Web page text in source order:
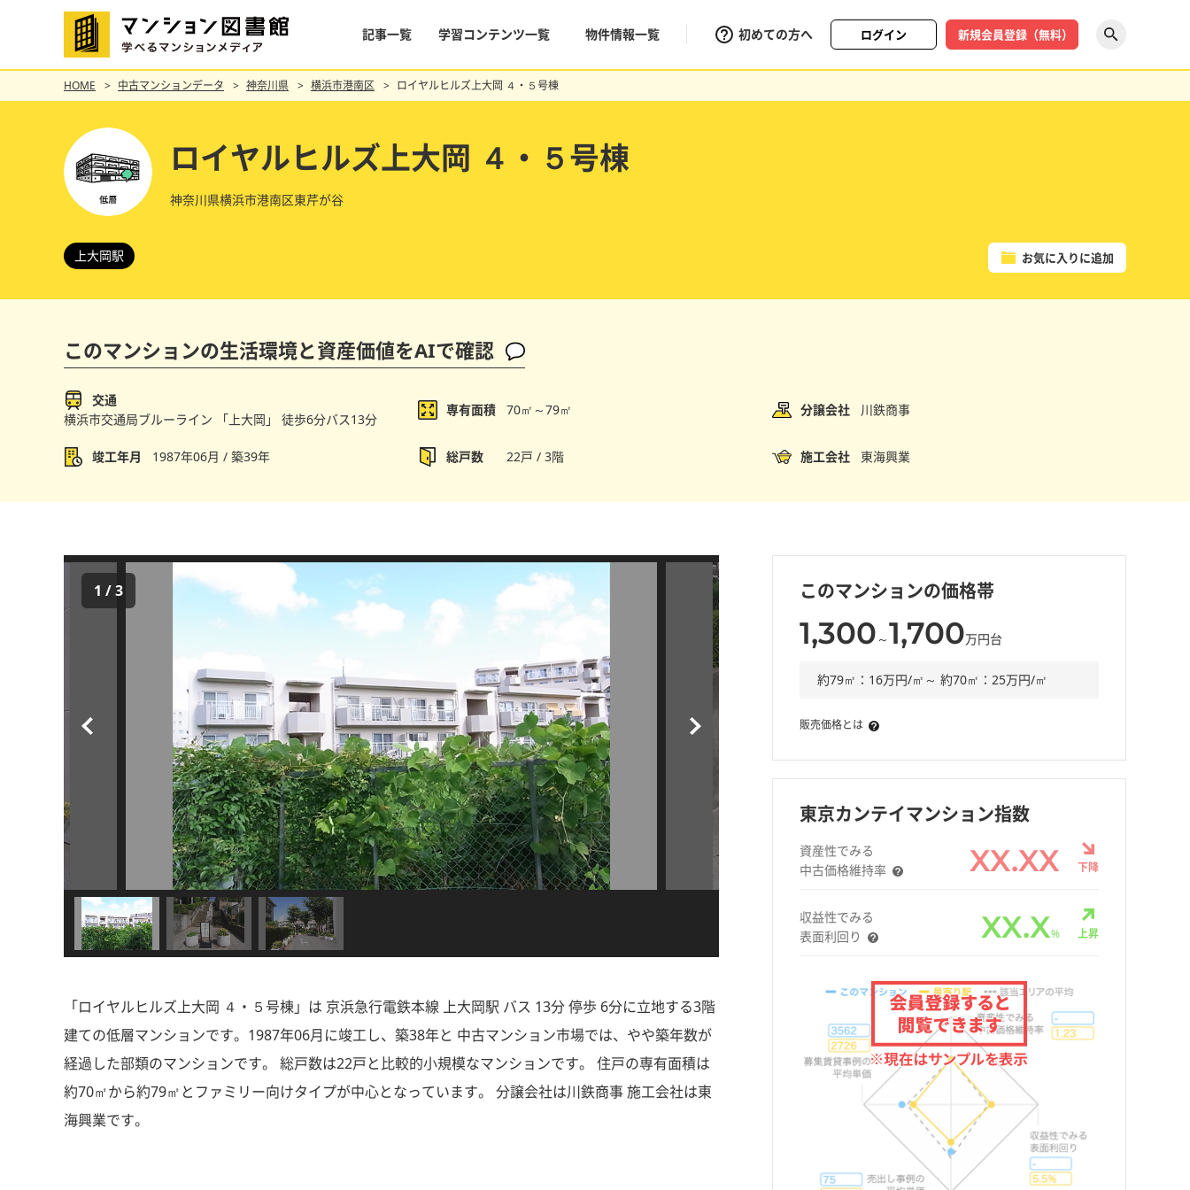
記事一覧 学習コンテンツ一覧 物件情報一覧 初めての方へ ログイン 新規会員登録（無料）
HOME 中古マンションデータ 神奈川県 横浜市港南区 ロイヤルヒルズ上大岡 ４・５号棟
ロイヤルヒルズ上大岡 ４・５号棟
神奈川県横浜市港南区東芹が谷
上大岡駅 お気に入りに追加
このマンションの生活環境と資産価値をAIで確認
交通
横浜市交通局ブルーライン 「上大岡」 徒歩6分バス13分
専有面積 70㎡～79㎡ 分譲会社 川鉄商事
竣工年月 1987年06月 / 築39年 総戸数 22戸 / 3階 施工会社 東海興業
このマンションの価格帯
1,300 ～1,700万円台
約79㎡：16万円/㎡～ 約70㎡：25万円/㎡
販売価格とは
東京カンテイマンション指数
資産性でみる
中古価格維持率
XX.XX 下降
収益性でみる
表面利回り
XX.X% 上昇
1 /3
「ロイヤルヒルズ上大岡 ４・５号棟」は 京浜急行電鉄本線 上大岡駅 バス 13分 停歩 6分に立地する3階
建ての低層マンションです。1987年06月に竣工し、築38年と 中古マンション市場では、やや築年数が
経過した部類のマンションです。 総戸数は22戸と比較的小規模なマンションです。 住戸の専有面積は
約70㎡から約79㎡とファミリー向けタイプが中心となっています。 分譲会社は川鉄商事 施工会社は東
海興業です。